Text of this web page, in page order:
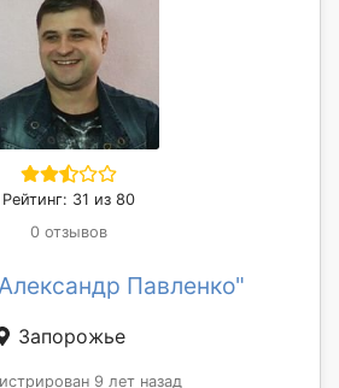
Рейтинг: 31 из 80
0 отзывов
Павленко"
Запорожье
9 лет назад